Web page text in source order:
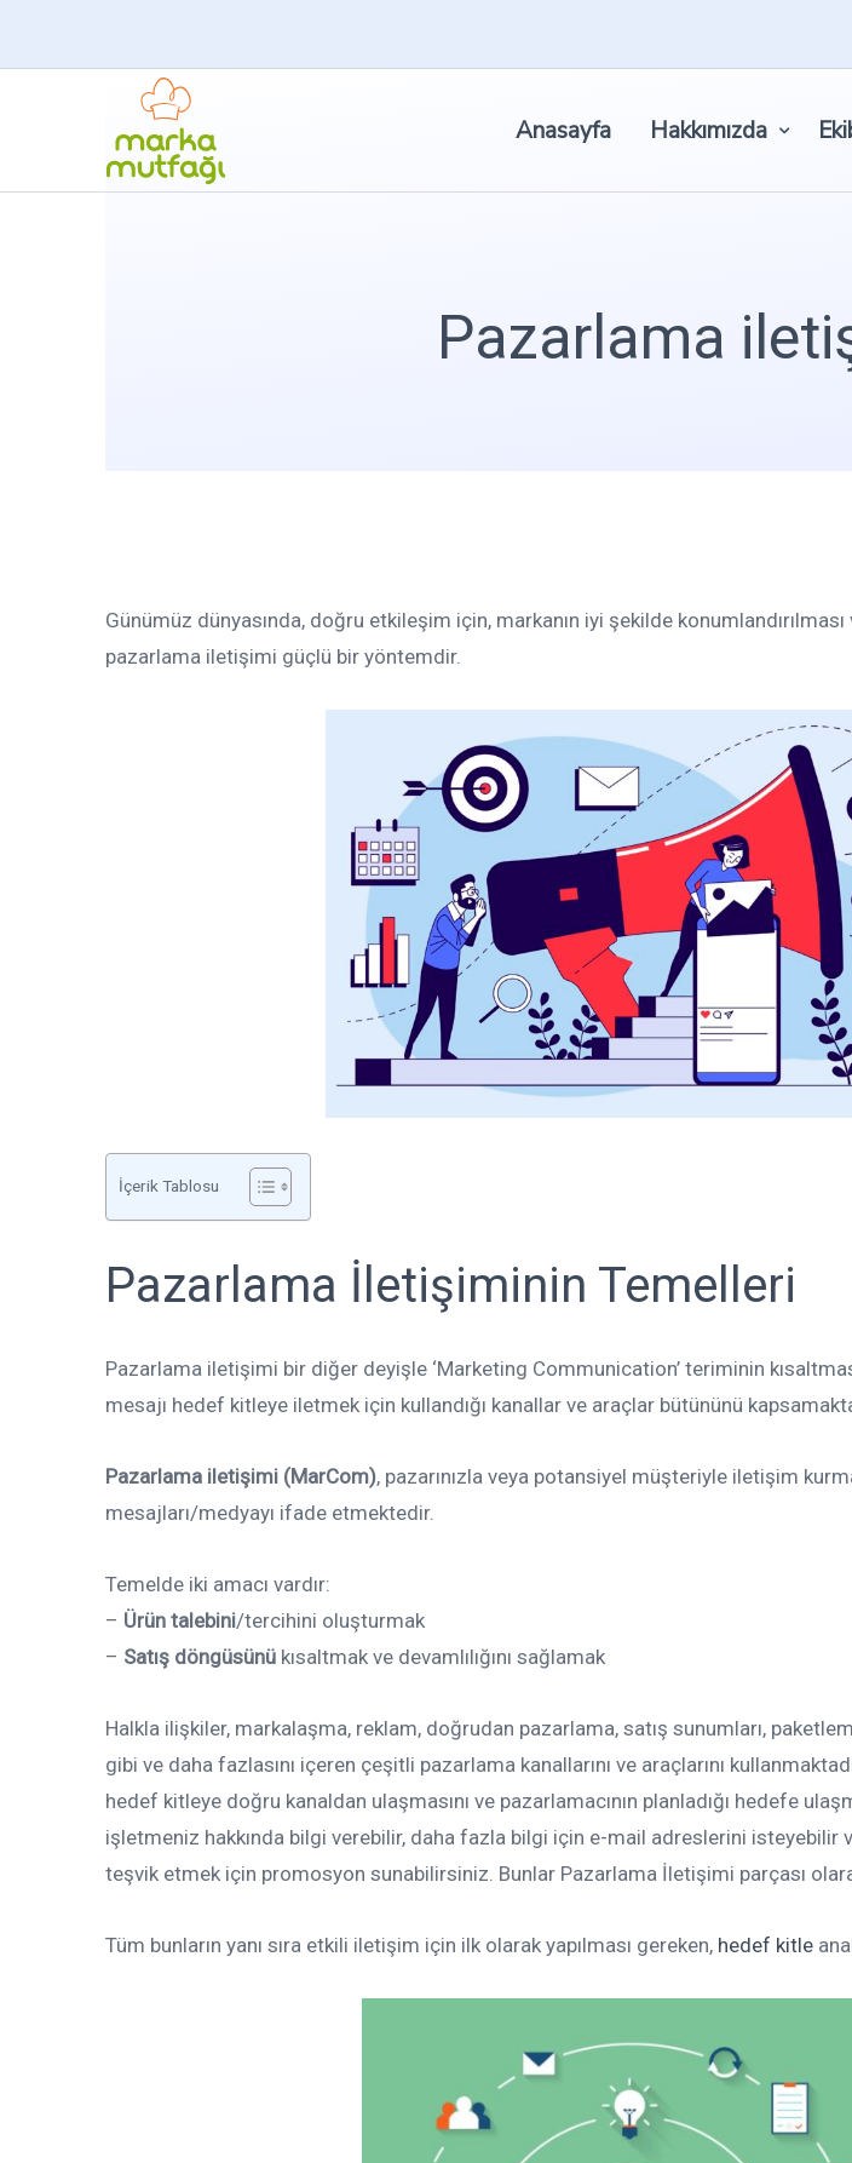
Anasayfa Hakkımızda
Pazarlama
Günümüz dünyasında, doğru etkileşim için, markanın iyi şekilde
pazarlama iletişimi güçlü bir yöntemdir.
İçerik Tablosu
Pazarlama İletişiminin Temelleri
Pazarlama iletişimi bir diğer deyişle ‘Marketing Communication’ teriminin
mesajı hedef kitleye iletmek için kullandığı kanallar ve araçlar bütününü
Pazarlama iletişimi (MarCom), pazarınızla veya potansiyel müşteriyle iletişim
mesajları/medyayı ifade etmektedir.
Temelde iki amacı vardır:
– Ürün talebini/tercihini oluşturmak
– Satış döngüsünü kısaltmak ve devamlılığını sağlamak
Halkla ilişkiler, markalaşma, reklam, doğrudan pazarlama, satış sunumları,
gibi ve daha fazlasını içeren çeşitli pazarlama kanallarını ve araçlarını
hedef kitleye doğru kanaldan ulaşmasını ve pazarlamacının planladığı hedefe
işletmeniz hakkında bilgi verebilir, daha fazla bilgi için e-mail adreslerini isteyebilir
teşvik etmek için promosyon sunabilirsiniz. Bunlar Pazarlama İletişimi parçası
Tüm bunların yanı sıra etkili iletişim için ilk olarak yapılması gereken, hedef kitle